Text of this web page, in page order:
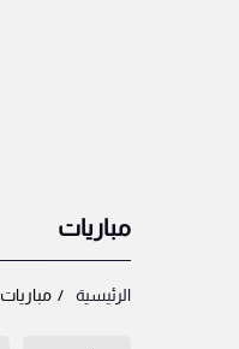
مباريات
الرئيسية مباريات